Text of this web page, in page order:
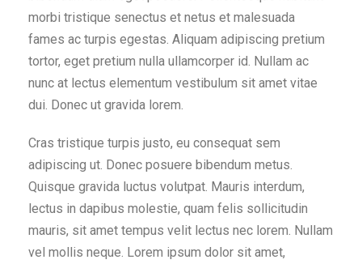
morbi tristique senectus et netus et malesuada
fames ac turpis egestas. Aliquam adipiscing pretium
tortor, eget pretium nulla ullamcorper id. Nullam ac
nunc at lectus elementum vestibulum sit amet vitae
dui. Donec ut gravida lorem.
Cras tristique turpis justo, eu consequat sem
adipiscing ut. Donec posuere bibendum metus.
Quisque gravida luctus volutpat. Mauris interdum,
lectus in dapibus molestie, quam felis sollicitudin
mauris, sit amet tempus velit lectus nec lorem. Nullam
vel mollis neque. Lorem ipsum dolor sit amet,